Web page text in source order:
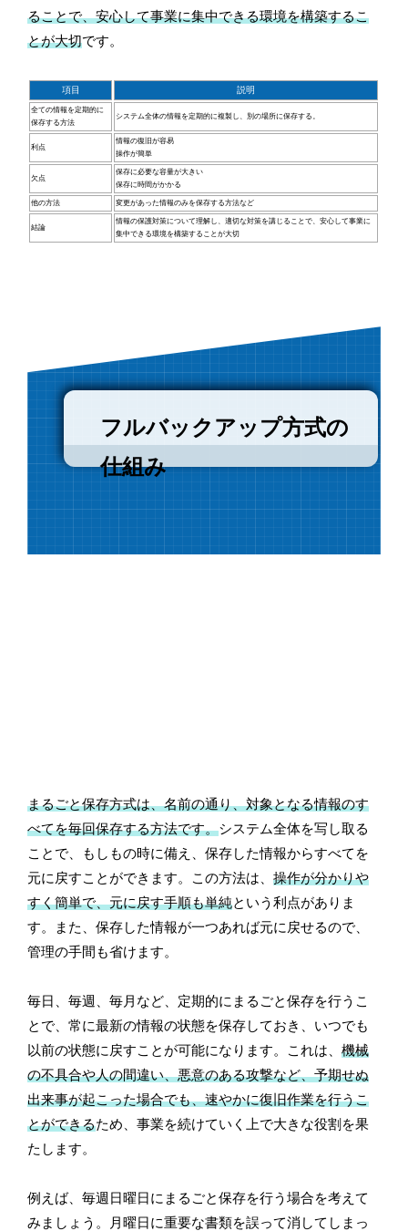
ることで、安心して事業に集中できる環境を構築するこ
とが大切です。
項目 説明
全ての情報を定期的に
保存する方法
システム全体の情報を定期的に複製し、別の場所に保存する。
利点
情報の復旧が容易
操作が簡単
欠点
保存に必要な容量が大きい
保存に時間がかかる
他の方法 変更があった情報のみを保存する方法など
結論
情報の保護対策について理解し、適切な対策を講じることで、安心して事業に
集中できる環境を構築することが大切
フルバックアップ方式の
仕組み
まるごと保存方式は、名前の通り、対象となる情報のす
べてを毎回保存する方法です。システム全体を写し取る
ことで、もしもの時に備え、保存した情報からすべてを
元に戻すことができます。この方法は、操作が分かりや
すく簡単で、元に戻す手順も単純という利点がありま
す。また、保存した情報が一つあれば元に戻せるので、
管理の手間も省けます。
毎日、毎週、毎月など、定期的にまるごと保存を行うこ
とで、常に最新の情報の状態を保存しておき、いつでも
以前の状態に戻すことが可能になります。これは、機械
の不具合や人の間違い、悪意のある攻撃など、予期せぬ
出来事が起こった場合でも、速やかに復旧作業を行うこ
とができるため、事業を続けていく上で大きな役割を果
たします。
例えば、毎週日曜日にまるごと保存を行う場合を考えて
みましょう。月曜日に重要な書類を誤って消してしまっ